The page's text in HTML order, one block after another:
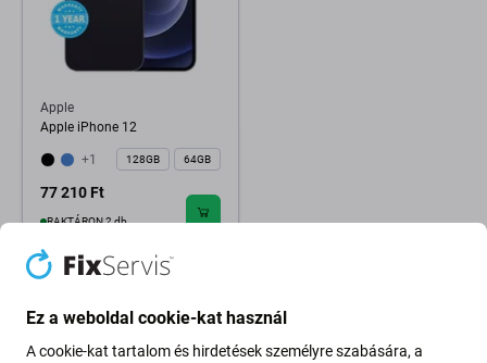
Apple
Apple iPhone 12
+1 128GB 64GB
77 210 Ft
RAKTÁRON 2 db
Ez a weboldal cookie-kat használ
A cookie-kat tartalom és hirdetések személyre szabására, a